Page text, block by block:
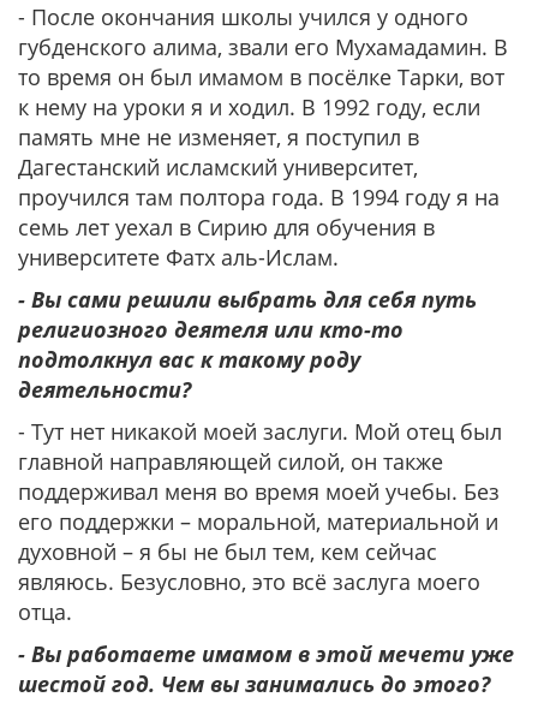
- После окончания школы учился у одного
губденского алима, звали его Мухамадамин. В
то время он был имамом в посёлке Тарки, вот
к нему на уроки я и ходил. В 1992 году, если
память мне не изменяет, я поступил в
Дагестанский исламский университет,
проучился там полтора года. В 1994 году я на
семь лет уехал в Сирию для обучения в
университете Фатх аль-Ислам.
- Вы сами решили выбрать для себя путь
религиозного деятеля или кто-то
подтолкнул вас к такому роду
деятельности?
- Тут нет никакой моей заслуги. Мой отец был
главной направляющей силой, он также
поддерживал меня во время моей учебы. Без
его поддержки – моральной, материальной и
духовной – я бы не был тем, кем сейчас
являюсь. Безусловно, это всё заслуга моего
отца.
- Вы работаете имамом в этой мечети уже
шестой год. Чем вы занимались до этого?